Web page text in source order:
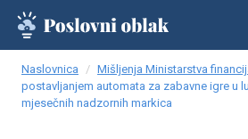
Naslovnica Mišljenja Ministarstva
postavljanjem automata za zabavne igre u
mjesečnih nadzornih markica